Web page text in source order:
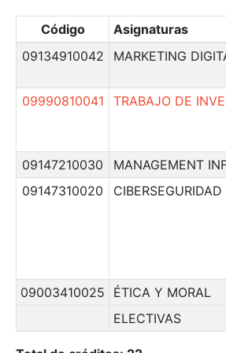
Código Asignaturas
09134910042
MARKETING
09990810041 TRABAJO DE
09147210030 MANAGEMENT
09147310020
CIBERSEGURIDAD
09003410025 ÉTICA Y MORAL
ELECTIVAS